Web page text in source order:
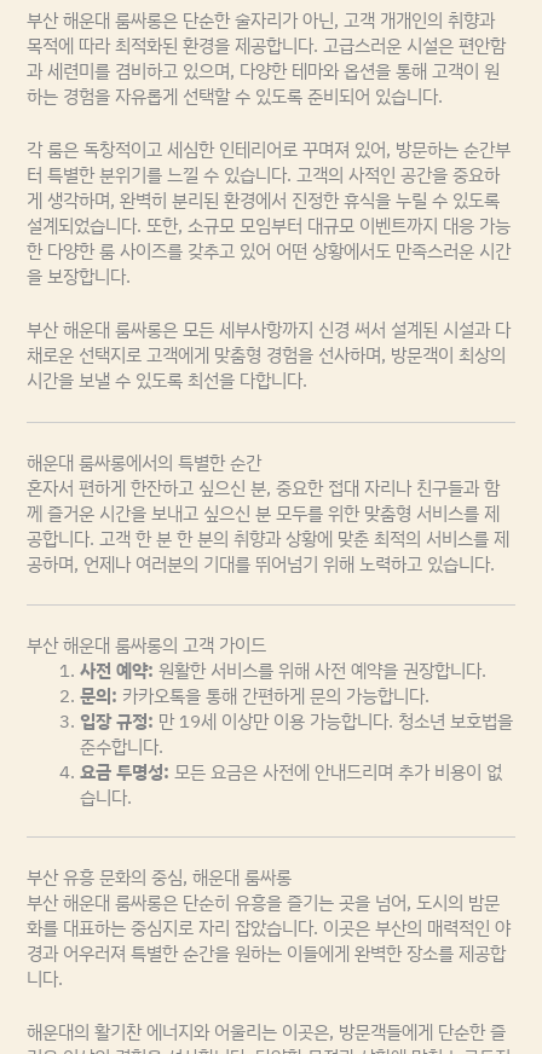
부산 해운대 룸싸롱은 단순한 술자리가 아닌, 고객 개개인의 취향과
목적에 따라 최적화된 환경을 제공합니다. 고급스러운 시설은 편안함
과 세련미를 겸비하고 있으며, 다양한 테마와 옵션을 통해 고객이 원
하는 경험을 자유롭게 선택할 수 있도록 준비되어 있습니다.
각 룸은 독창적이고 세심한 인테리어로 꾸며져 있어, 방문하는 순간부
터 특별한 분위기를 느낄 수 있습니다. 고객의 사적인 공간을 중요하
게 생각하며, 완벽히 분리된 환경에서 진정한 휴식을 누릴 수 있도록
설계되었습니다. 또한, 소규모 모임부터 대규모 이벤트까지 대응 가능
한 다양한 룸 사이즈를 갖추고 있어 어떤 상황에서도 만족스러운 시간
을 보장합니다.
부산 해운대 룸싸롱은 모든 세부사항까지 신경 써서 설계된 시설과 다
채로운 선택지로 고객에게 맞춤형 경험을 선사하며, 방문객이 최상의
시간을 보낼 수 있도록 최선을 다합니다.
해운대 룸싸롱에서의 특별한 순간
혼자서 편하게 한잔하고 싶으신 분, 중요한 접대 자리나 친구들과 함
께 즐거운 시간을 보내고 싶으신 분 모두를 위한 맞춤형 서비스를 제
공합니다. 고객 한 분 한 분의 취향과 상황에 맞춘 최적의 서비스를 제
공하며, 언제나 여러분의 기대를 뛰어넘기 위해 노력하고 있습니다.
부산 해운대 룸싸롱의 고객 가이드
사전 예약: 원활한 서비스를 위해 사전 예약을 권장합니다.
문의: 카카오톡을 통해 간편하게 문의 가능합니다.
입장 규정: 만 19세 이상만 이용 가능합니다. 청소년 보호법을
준수합니다.
요금 투명성: 모든 요금은 사전에 안내드리며 추가 비용이 없
습니다.
부산 유흥 문화의 중심, 해운대 룸싸롱
부산 해운대 룸싸롱은 단순히 유흥을 즐기는 곳을 넘어, 도시의 밤문
화를 대표하는 중심지로 자리 잡았습니다. 이곳은 부산의 매력적인 야
경과 어우러져 특별한 순간을 원하는 이들에게 완벽한 장소를 제공합
니다.
해운대의 활기찬 에너지와 어울리는 이곳은, 방문객들에게 단순한 즐